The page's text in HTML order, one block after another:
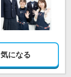
気になる